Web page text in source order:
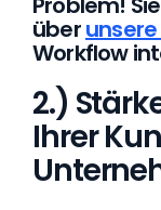
überunsere
Workflow
2.)
Ihrer